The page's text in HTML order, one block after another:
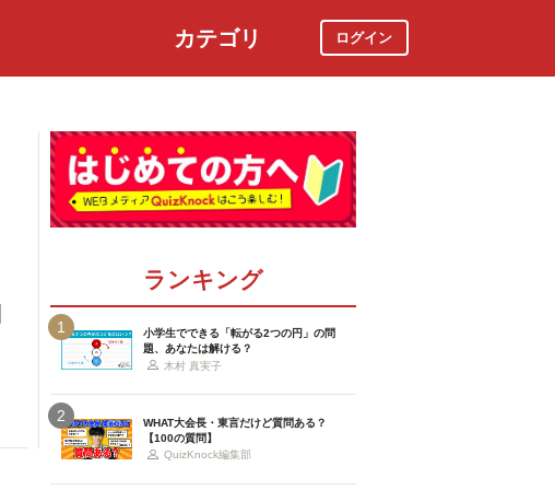
カテゴリ ログイン
ランキング
1
小学生でできる「転がる2つの円」の問
題、あなたは解ける？
木村 真実子
2
WHAT大会長・東言だけど質問ある？
【100の質問】
QuizKnock編集部